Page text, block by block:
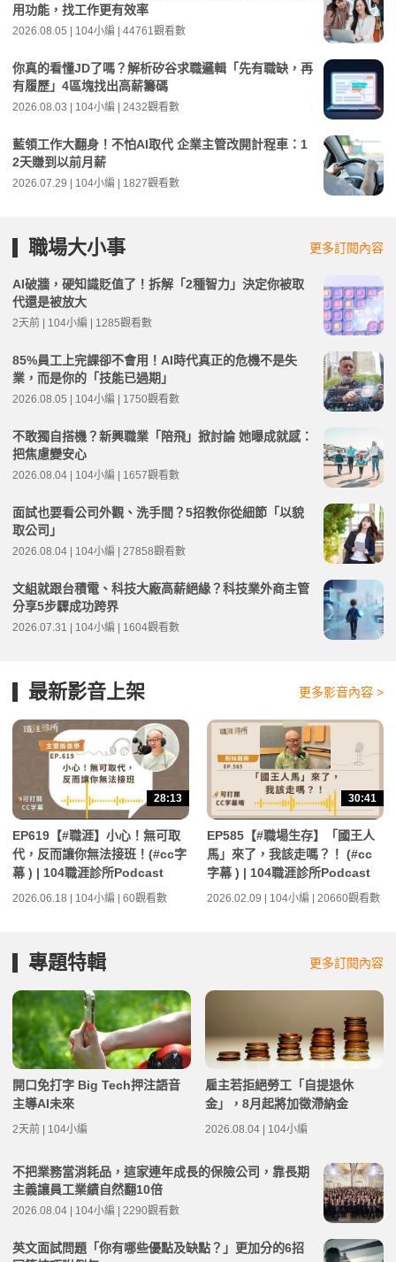
用功能，找工作更有效率
2026.08.05 | 104小編 | 44761觀看數
你真的看懂JD了嗎？解析矽谷求職邏輯「先有職缺，再
有履歷」4區塊找出高薪籌碼
2026.08.03 | 104小編 | 2432觀看數
藍領工作大翻身！不怕AI取代 企業主管改開計程車：1
2天賺到以前月薪
2026.07.29 | 104小編 | 1827觀看數
職場大小事 更多訂閱內容
AI破牆，硬知識貶值了！拆解「2種智力」決定你被取
代還是被放大
2天前 | 104小編 | 1285觀看數
85%員工上完課卻不會用！AI時代真正的危機不是失
業，而是你的「技能已過期」
2026.08.05 | 104小編 | 1750觀看數
不敢獨自搭機？新興職業「陪飛」掀討論 她曝成就感：
把焦慮變安心
2026.08.04 | 104小編 | 1657觀看數
面試也要看公司外觀、洗手間？5招教你從細節「以貌
取公司」
2026.08.04 | 104小編 | 27858觀看數
文組就跟台積電、科技大廠高薪絕緣？科技業外商主管
分享5步驟成功跨界
2026.07.31 | 104小編 | 1604觀看數
最新影音上架 更多影音內容 >
28:13
EP619【#職涯】小心！無可取
代，反而讓你無法接班！(#cc字
幕 ) | 104職涯診所Podcast
2026.06.18 | 104小編 | 60觀看數
30:41
EP585【#職場生存】「國王人
馬」來了，我該走嗎？！ (#cc
字幕 ) | 104職涯診所Podcast
2026.02.09 | 104小編 | 20660觀看數
專題特輯 更多訂閱內容
開口免打字 Big Tech押注語音
主導AI未來
2天前 | 104小編
雇主若拒絕勞工「自提退休
金」，8月起將加徵滯納金
2026.08.04 | 104小編
不把業務當消耗品，這家連年成長的保險公司，靠長期
主義讓員工業績自然翻10倍
2026.08.04 | 104小編 | 2290觀看數
英文面試問題「你有哪些優點及缺點？」更加分的6招